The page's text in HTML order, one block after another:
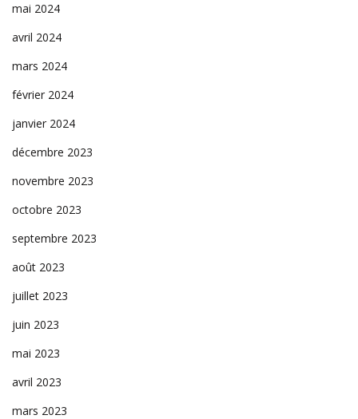
mai 2024
avril 2024
mars 2024
février 2024
janvier 2024
décembre 2023
novembre 2023
octobre 2023
septembre 2023
août 2023
juillet 2023
juin 2023
mai 2023
avril 2023
mars 2023